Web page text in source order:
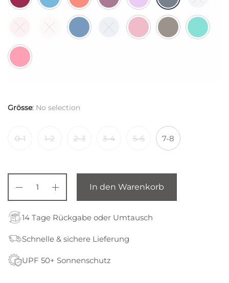
Grösse: No selection
0-1 1-2 2-3 3-4 5-6 7-8
In den Warenkorb
14 Tage Rückgabe oder Umtausch
Schnelle & sichere Lieferung
UPF 50+ Sonnenschutz